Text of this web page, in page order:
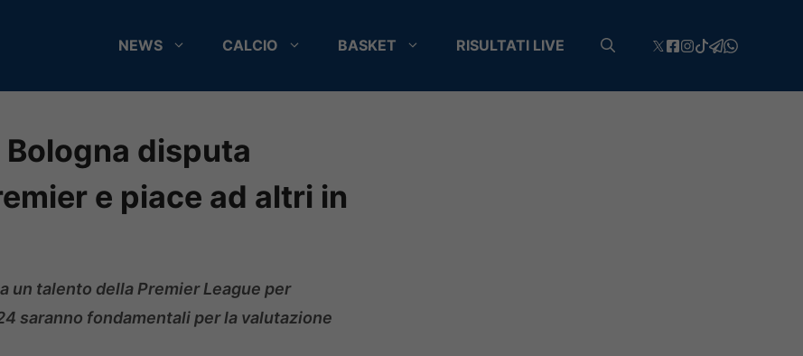
NEWS CALCIO BASKET RISULTATI LIVE
disputa
e piace ad altri in
un talento della Premier League per
saranno fondamentali per la valutazione